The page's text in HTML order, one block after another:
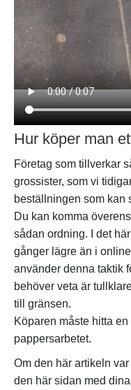
Hur köper man
Företag som tillverkar
grossister, som vi
beställningen som kan
Du kan komma
sådan ordning. I det
gånger lägre än i
använder denna taktik
behöver veta är
till gränsen.
Köparen måste hitta
pappersarbetet.
Om den här artikeln
den här sidan med